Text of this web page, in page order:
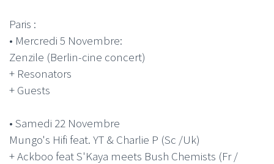
Paris :
• Mercredi 5 Novembre:
Zenzile (Berlin-cine concert)
+ Resonators
+ Guests
• Samedi 22 Novembre
Mungo's Hifi feat. YT & Charlie P (Sc /Uk)
+ Ackboo feat S'Kaya meets Bush Chemists (Fr /